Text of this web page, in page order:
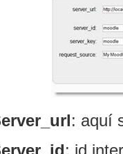
: aquí
: id